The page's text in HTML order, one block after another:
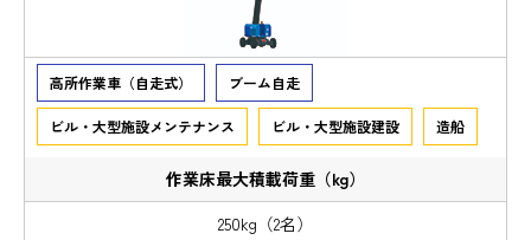
高所作業車（自走式） ブーム自走
ビル・大型施設メンテナンス ビル・大型施設建設 造船
250kg（2名）